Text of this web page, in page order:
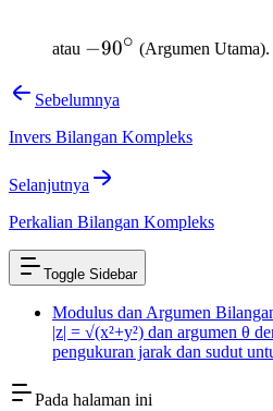
atau -90^\circ
−90∘ (Argumen Utama).
Sebelumnya
Invers Bilangan Kompleks
Selanjutnya
Perkalian Bilangan Kompleks
Toggle Sidebar
Modulus dan Argumen
|z| = √(x²+y²) dan argumen θ
pengukuran jarak dan sudut
Pada halaman ini